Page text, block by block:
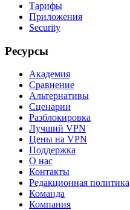
Тарифы
Приложения
Security
Ресурсы
Академия
Сравнение
Альтернативы
Сценарии
Разблокировка
Лучший VPN
Цены на VPN
Поддержка
О нас
Контакты
Редакционная политика
Команда
Компания